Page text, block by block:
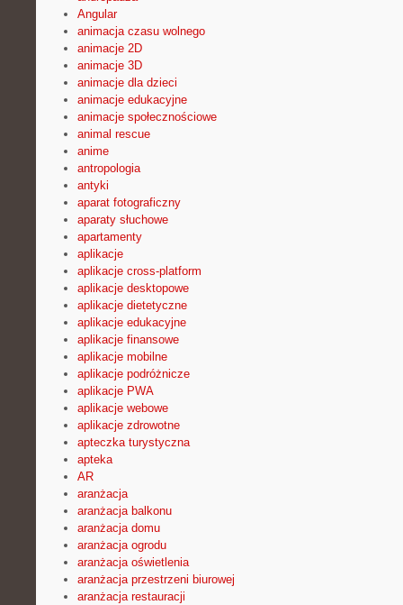
Angular
animacja czasu wolnego
animacje 2D
animacje 3D
animacje dla dzieci
animacje edukacyjne
animacje społecznościowe
animal rescue
anime
antropologia
antyki
aparat fotograficzny
aparaty słuchowe
apartamenty
aplikacje
aplikacje cross-platform
aplikacje desktopowe
aplikacje dietetyczne
aplikacje edukacyjne
aplikacje finansowe
aplikacje mobilne
aplikacje podróżnicze
aplikacje PWA
aplikacje webowe
aplikacje zdrowotne
apteczka turystyczna
apteka
AR
aranżacja
aranżacja balkonu
aranżacja domu
aranżacja ogrodu
aranżacja oświetlenia
aranżacja przestrzeni biurowej
aranżacja restauracji